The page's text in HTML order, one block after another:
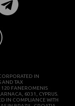
IN
AND TAX
120 FANEROMENIS
6031, CYPRUS.
IN COMPLIANCE WITH